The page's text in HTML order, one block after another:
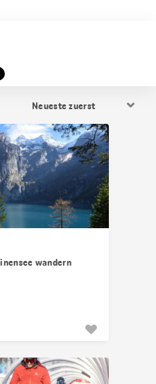
Sortierung
wandern